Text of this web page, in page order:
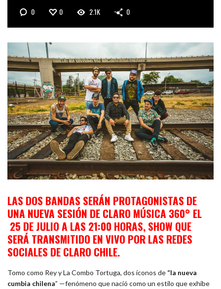
0 0 2.1K 0
LAS DOS BANDAS SERÁN PROTAGONISTAS DE
UNA NUEVA SESIÓN DE CLARO MÚSICA 360° EL
25 DE JULIO A LAS 21:00 HORAS, SHOW QUE
SERÁ TRANSMITIDO EN VIVO POR LAS REDES
SOCIALES DE CLARO CHILE.
Tomo como Rey y La Combo Tortuga, dos íconos de “la nueva
cumbia chilena” —fenómeno que nació como un estilo que exhibe